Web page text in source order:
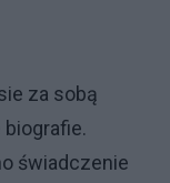
za sobą
biografie.
świadczenie